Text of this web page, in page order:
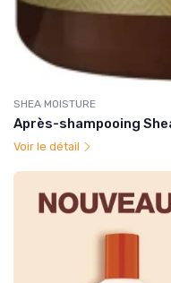
SHEA MOISTURE
Après-shampooing
Voir le détail